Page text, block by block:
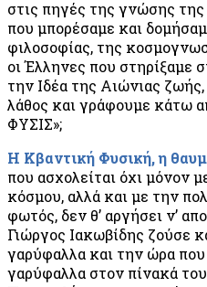
στις πηγές της γνώσης
που μπορέσαμε και
φιλοσοφίας, της
οι Έλληνες που στηρίξαμε
την Ιδέα της Αιώνιας
λάθος και γράφουμε κάτω
ΦΥΣΙΣ»;
Η Κβαντική Φυσική, η
που ασχολείται όχι μόνον
κόσμου, αλλά και με την
φωτός, δεν θ’ αργήσει ν’
Γιώργος Ιακωβίδης ζούσε
γαρύφαλλα και την ώρα
γαρύφαλλα στον πίνακά